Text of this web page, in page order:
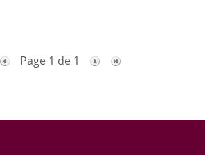
Page 1 de 1